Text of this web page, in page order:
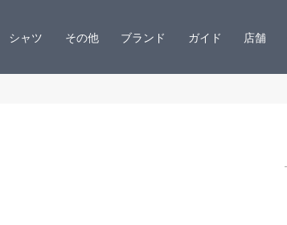
シャツ その他 ブランド ガイド 店舗